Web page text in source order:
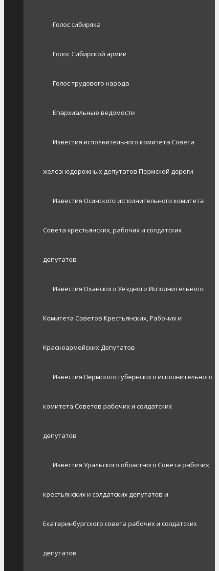
Голос сибиряка
Голос Сибирской армии
Голос трудового народа
Епархиальные ведомости
Известия исполнительного комитета Совета
железнодорожных депутатов Пермской дороги
Известия Осинского исполнительного комитета
Совета крестьянских, рабочих и солдатских
депутатов
Известия Оханского Уездного Исполнительного
Комитета Советов Крестьянских, Рабочих и
Красноармейских Депутатов
Известия Пермского губернского исполнительного
комитета Советов рабочих и солдатских
депутатов
Известия Уральского областного Совета рабочих,
крестьянских и солдатских депутатов и
Екатеринбургского совета рабочих и солдатских
депутатов